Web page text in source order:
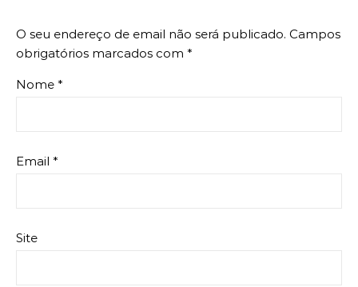
O seu endereço de email não será publicado. Campos
obrigatórios marcados com *
Nome *
Email *
Site